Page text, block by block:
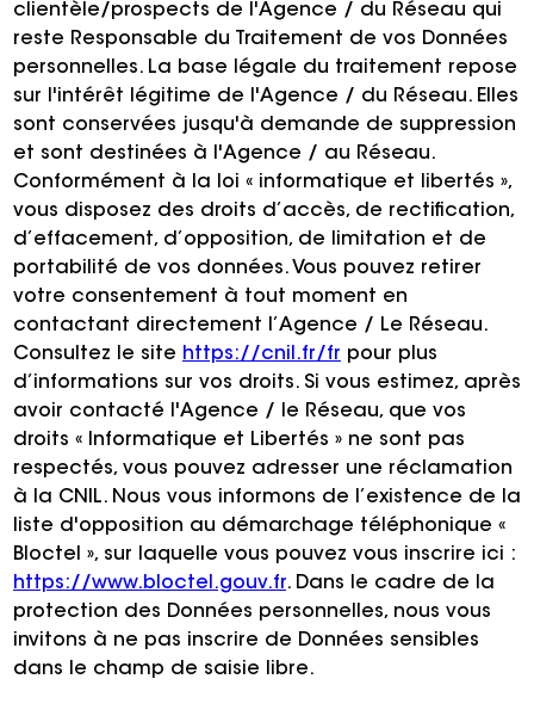
clientèle/prospects de l'Agence / du Réseau qui
reste Responsable du Traitement de vos Données
personnelles. La base légale du traitement repose
sur l'intérêt légitime de l'Agence / du Réseau. Elles
sont conservées jusqu'à demande de suppression
et sont destinées à l'Agence / au Réseau.
Conformément à la loi « informatique et libertés »,
vous disposez des droits d’accès, de rectification,
d’effacement, d’opposition, de limitation et de
portabilité de vos données. Vous pouvez retirer
votre consentement à tout moment en
contactant directement l’Agence / Le Réseau.
Consultez le site https://cnil.fr/fr pour plus
d’informations sur vos droits. Si vous estimez, après
avoir contacté l'Agence / le Réseau, que vos
droits « Informatique et Libertés » ne sont pas
respectés, vous pouvez adresser une réclamation
à la CNIL. Nous vous informons de l’existence de la
liste d'opposition au démarchage téléphonique «
Bloctel », sur laquelle vous pouvez vous inscrire ici :
https://www.bloctel.gouv.fr. Dans le cadre de la
protection des Données personnelles, nous vous
invitons à ne pas inscrire de Données sensibles
dans le champ de saisie libre.